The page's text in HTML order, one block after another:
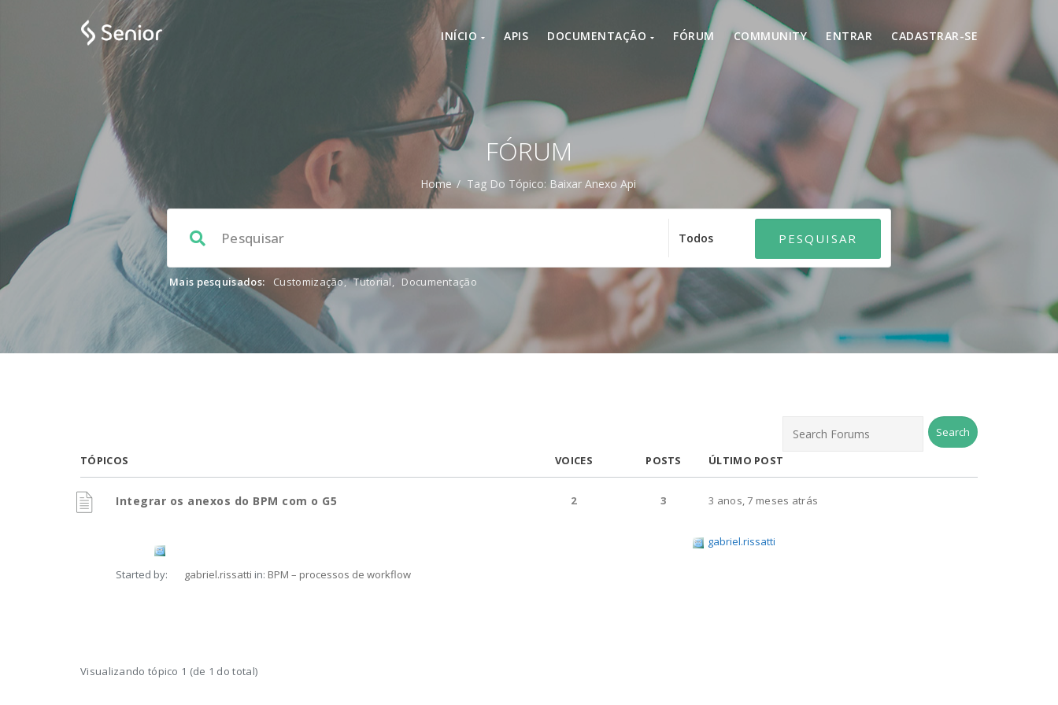
INÍCIO APIS DOCUMENTAÇÃO FÓRUM COMMUNITY ENTRAR CADASTRAR-SE
FÓRUM
Home / Tag Do Tópico: Baixar Anexo Api
Mais pesquisados: Customização, Tutorial, Documentação
TÓPICOS VOICES POSTS ÚLTIMO POST
Integrar os anexos do BPM com o G5
Started by: gabriel.rissatti in: BPM – processos de workflow
2 3 3 anos, 7 meses atrás
gabriel.rissatti
Visualizando tópico 1 (de 1 do total)